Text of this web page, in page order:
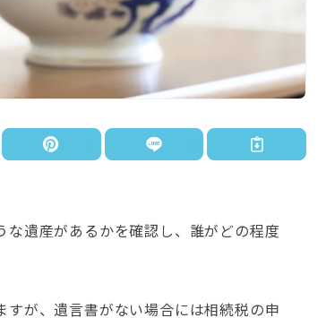
遺産があるかを確認し、誰がどの程度
が、遺言書がない場合には相続税の申